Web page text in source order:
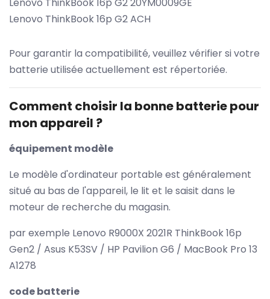
Lenovo ThinkBook 16p G2 ACH
Pour garantir la compatibilité, veuillez vérifier si votre
batterie utilisée actuellement est répertoriée.
Comment choisir la bonne batterie pour
mon appareil ?
équipement modèle
Le modèle d'ordinateur portable est généralement
situé au bas de l'appareil, le lit et le saisit dans le
moteur de recherche du magasin.
par exemple Lenovo R9000X 2021R ThinkBook 16p
Gen2 / Asus K53SV / HP Pavilion G6 / MacBook Pro 13
A1278
code batterie